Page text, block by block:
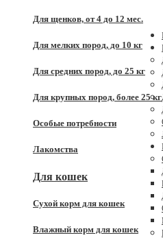
Для щенков, от 4 до 12 мес.
Для мелких пород, до 10 кг
Для средних пород, до 25 кг
Для крупных пород, более 25 кг
Особые потребности
Лакомства
Для кошек
Сухой корм для кошек
Влажный корм для кошек